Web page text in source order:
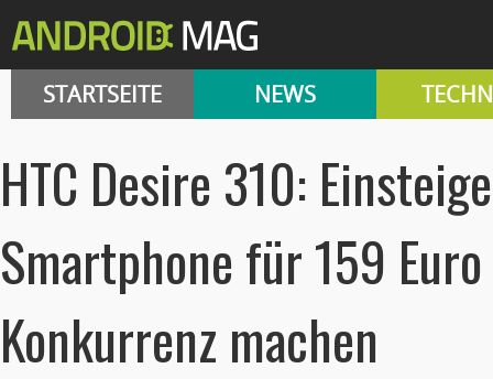
STARTSEITE NEWS
HTC Desire 310:
Smartphone für 159
Konkurrenz machen